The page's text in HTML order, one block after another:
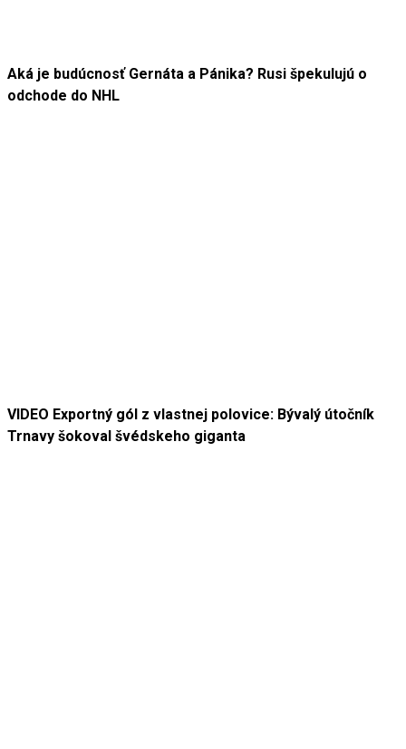
Aká je budúcnosť Gernáta a Pánika? Rusi špekulujú o
odchode do NHL
VIDEO Exportný gól z vlastnej polovice: Bývalý útočník
Trnavy šokoval švédskeho giganta